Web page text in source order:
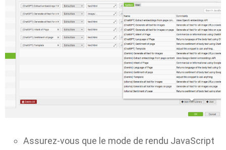
Assurez-vous que le mode de rendu JavaScript